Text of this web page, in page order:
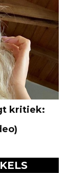
kritiek: